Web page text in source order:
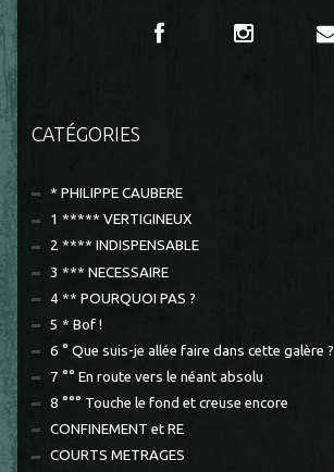
CATÉGORIES
* PHILIPPE CAUBERE
1 ***** VERTIGINEUX
2 **** INDISPENSABLE
3 *** NECESSAIRE
4 ** POURQUOI PAS ?
5 * Bof !
6 ° Que suis-je allée faire dans cette galère ?
7 °° En route vers le néant absolu
8 °°° Touche le fond et creuse encore
CONFINEMENT et RE
COURTS METRAGES